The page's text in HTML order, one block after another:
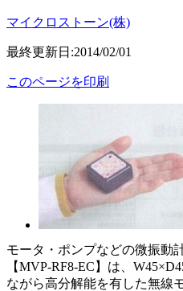
マイクロストーン(株)
最終更新日:2014/02/01
このページを印刷
モータ・ポンプなどの微振動
【MVP-RF8-EC】は、
ながら高分解能を有した無線